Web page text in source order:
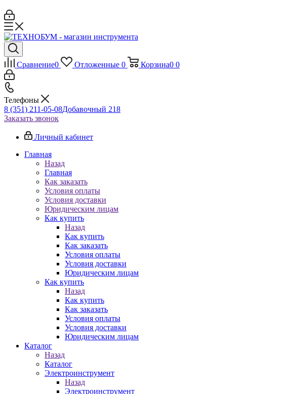
Сравнение0 Отложенные 0 Корзина0 0
Телефоны
8 (351) 211-05-08Добавочный 218
Заказать звонок
Личный кабинет
Главная
Назад
Главная
Как заказать
Условия оплаты
Условия доставки
Юридическим лицам
Как купить
Назад
Как купить
Как заказать
Условия оплаты
Условия доставки
Юридическим лицам
Как купить
Назад
Как купить
Как заказать
Условия оплаты
Условия доставки
Юридическим лицам
Каталог
Назад
Каталог
Электроинструмент
Назад
Электроинструмент